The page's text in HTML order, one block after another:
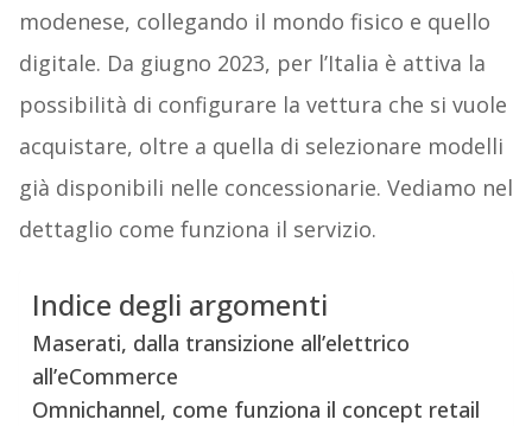
modenese, collegando il mondo fisico e quello
digitale. Da giugno 2023, per l’Italia è attiva la
possibilità di configurare la vettura che si vuole
acquistare, oltre a quella di selezionare modelli
già disponibili nelle concessionarie. Vediamo nel
dettaglio come funziona il servizio.
Indice degli argomenti
Maserati, dalla transizione all’elettrico
all’eCommerce
Omnichannel, come funziona il concept retail